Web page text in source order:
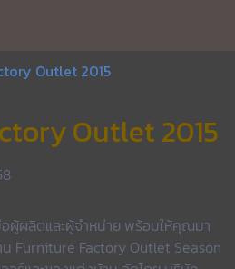
Outlet 2015
Outlet 2015
ผู้ผลิตและผู้จำหน่าย พร้อมให้คุณมา
Furniture Factory Outlet Season